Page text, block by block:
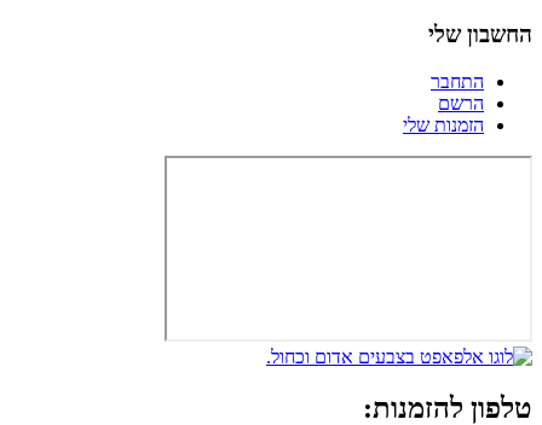
החשבון שלי
התחבר
הרשם
הזמנות שלי
טלפון להזמנות: